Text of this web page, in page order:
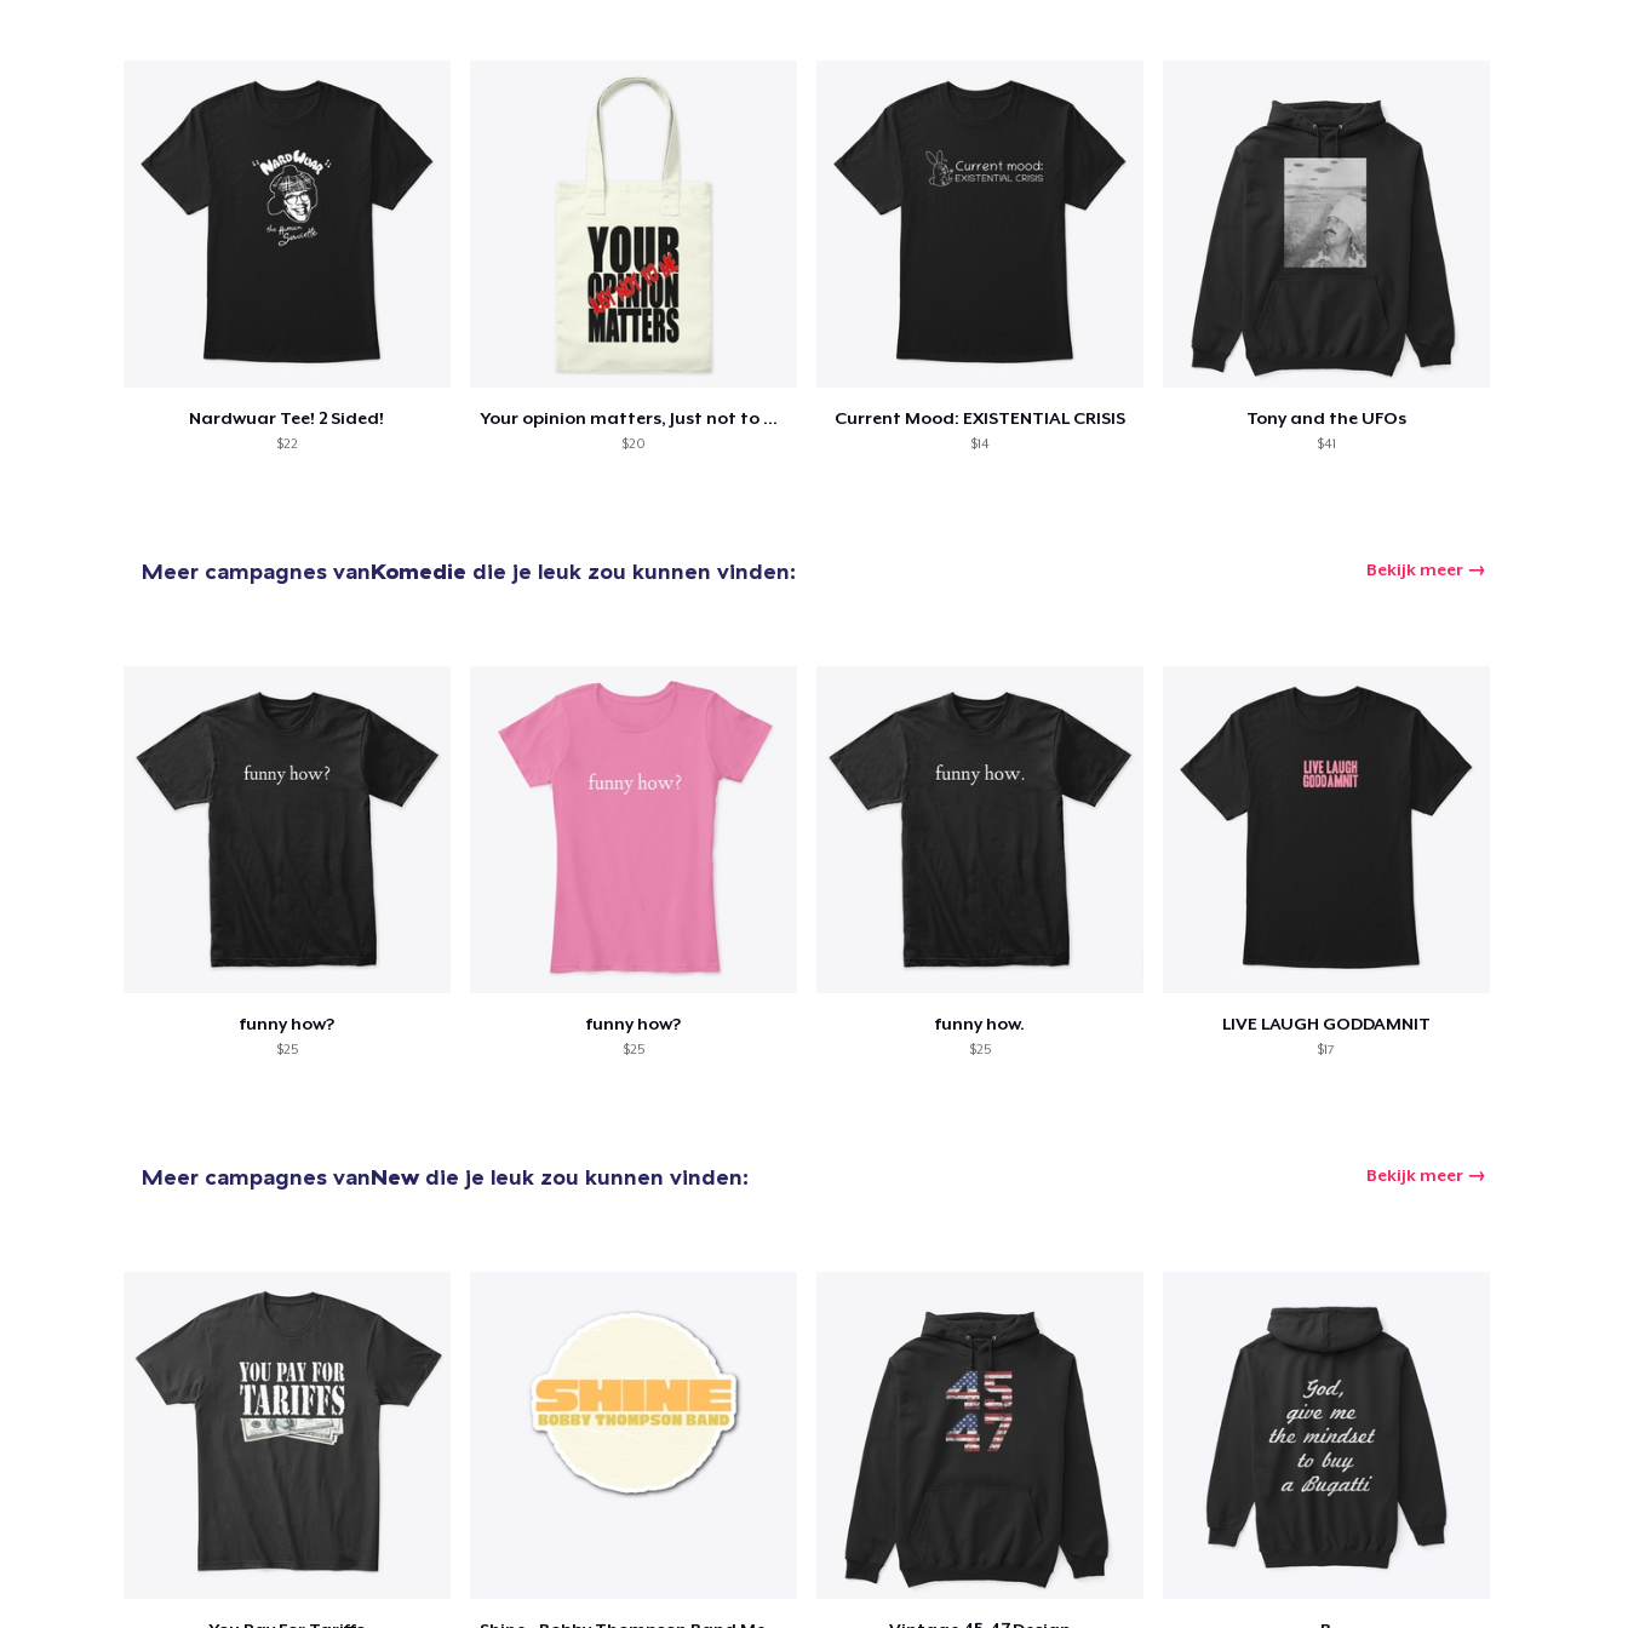
Nardwuar Tee! 2 Sided!
$22
Your opinion matters, Just not to me!
$20
Current Mood: EXISTENTIAL CRISIS
$14
Tony and the UFOs
$41
Meer campagnes vanKomedie die je leuk zou kunnen vinden: Bekijk meer
funny how?
$25
funny how?
$25
funny how.
$25
LIVE LAUGH GODDAMNIT
$17
Meer campagnes vanNewdie je leuk zou kunnen vinden: Bekijk meer
Comfort Tee
US$ 23,99
Next Level 3600 | Premium Ring-Spun Cotton T-Shirt
US$ 24,99